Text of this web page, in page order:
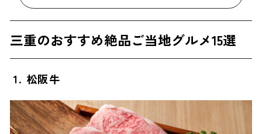
3. 四日市とんてき
◆三重名物の四日市とんてきが食べられるお店『まつもとの来来憲』
4. とばーがー
5. 伊勢エビ
◆三重名物の伊勢エビが食べられるお店『Cuccagna 鳥羽店』
6. あわび
三重のおすすめ絶品ご当地グルメ15選
1. 松阪牛